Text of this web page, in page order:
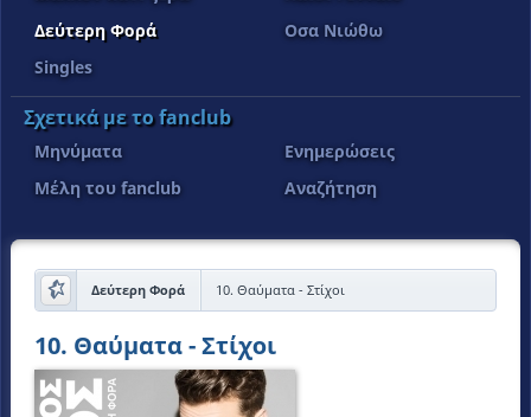
Δεύτερη Φορά
Όσα Νιώθω
Singles
Σχετικά με το fanclub
Μηνύματα
Ενημερώσεις
Μέλη του fanclub
Αναζήτηση
Δεύτερη Φορά 10. Θαύματα - Στίχοι
10. Θαύματα - Στίχοι